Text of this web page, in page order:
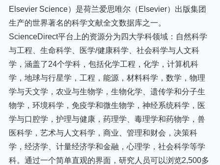
Elsevier Science）是荷兰爱思唯尔（Elsevier）出版集团
生产的世界著名的科学文献全文数据库之一。
ScienceDirect平台上的资源分为四大学科领域：自然科学
与工程、生命科学、医学/健康科学、社会科学与人文科
学，涵盖了24个学科，包括化学工程，化学，计算机科
学，地球与行星学，工程，能源，材料科学，数学，物理
学与天文学，农业与生物学，生物化学、遗传学和分子生
物学，环境科学，免疫学和微生物学，神经系统科学，医
学与口腔学，护理与健康，药理学、毒理学和药物学，兽
医科学，艺术与人文科学，商业、管理和财会，决策科
学，经济学、计量经济学和金融，心理学，社会科学等学
科。通过一个简单直观的界面，研究人员可以浏览2,500多